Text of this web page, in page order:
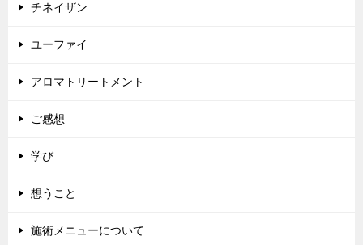
チネイザン
ユーファイ
アロマトリートメント
ご感想
学び
想うこと
施術メニューについて